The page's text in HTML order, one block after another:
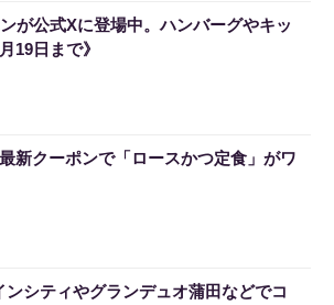
が公式Xに登場中。ハンバーグやキッ
19日まで》
新クーポンで「ロースかつ定食」がワ
ンシティやグランデュオ蒲田などでコ